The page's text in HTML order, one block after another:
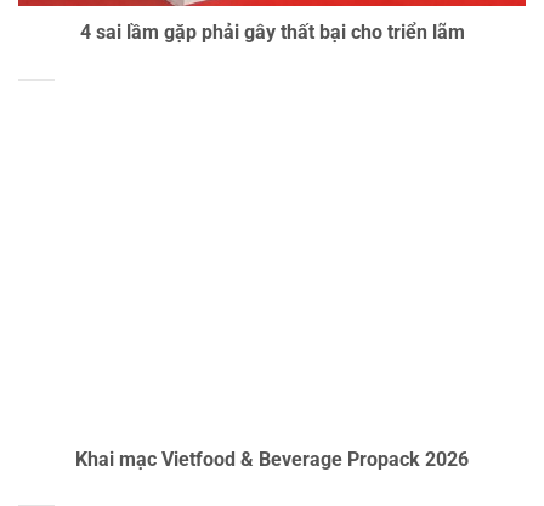
4 sai lầm gặp phải gây thất bại cho triển lãm
Khai mạc Vietfood & Beverage Propack 2026